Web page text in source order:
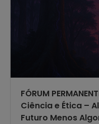
FÓRUM
Ciência e Ética –
Futuro Menos